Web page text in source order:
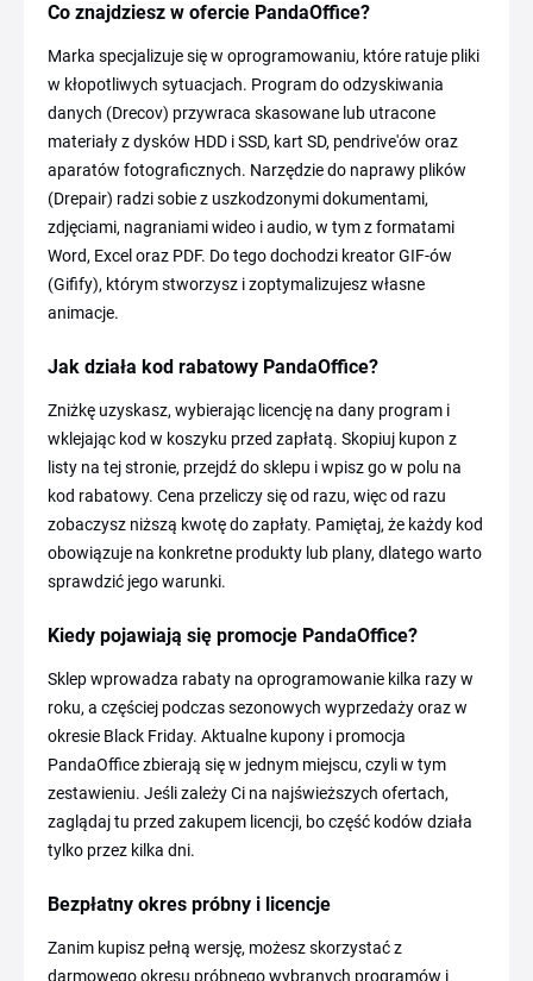
Co znajdziesz w ofercie PandaOffice?
Marka specjalizuje się w oprogramowaniu, które ratuje pliki
w kłopotliwych sytuacjach. Program do odzyskiwania
danych (Drecov) przywraca skasowane lub utracone
materiały z dysków HDD i SSD, kart SD, pendrive'ów oraz
aparatów fotograficznych. Narzędzie do naprawy plików
(Drepair) radzi sobie z uszkodzonymi dokumentami,
zdjęciami, nagraniami wideo i audio, w tym z formatami
Word, Excel oraz PDF. Do tego dochodzi kreator GIF-ów
(Gifify), którym stworzysz i zoptymalizujesz własne
animacje.
Jak działa kod rabatowy PandaOffice?
Zniżkę uzyskasz, wybierając licencję na dany program i
wklejając kod w koszyku przed zapłatą. Skopiuj kupon z
listy na tej stronie, przejdź do sklepu i wpisz go w polu na
kod rabatowy. Cena przeliczy się od razu, więc od razu
zobaczysz niższą kwotę do zapłaty. Pamiętaj, że każdy kod
obowiązuje na konkretne produkty lub plany, dlatego warto
sprawdzić jego warunki.
Kiedy pojawiają się promocje PandaOffice?
Sklep wprowadza rabaty na oprogramowanie kilka razy w
roku, a częściej podczas sezonowych wyprzedaży oraz w
okresie Black Friday. Aktualne kupony i promocja
PandaOffice zbierają się w jednym miejscu, czyli w tym
zestawieniu. Jeśli zależy Ci na najświeższych ofertach,
zaglądaj tu przed zakupem licencji, bo część kodów działa
tylko przez kilka dni.
Bezpłatny okres próbny i licencje
Zanim kupisz pełną wersję, możesz skorzystać z
darmowego okresu próbnego wybranych programów i